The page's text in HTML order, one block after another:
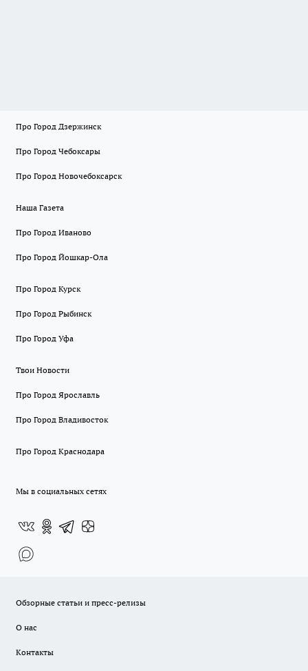
Про Город Дзержинск
Про Город Чебоксары
Про Город Новочебоксарск
Наша Газета
Про Город Иваново
Про Город Йошкар-Ола
Про Город Курск
Про Город Рыбинск
Про Город Уфа
Твои Новости
Про Город Ярославль
Про Город Владивосток
Про Город Краснодара
Мы в социальных сетях
Обзорные статьи и пресс-релизы
О нас
Контакты